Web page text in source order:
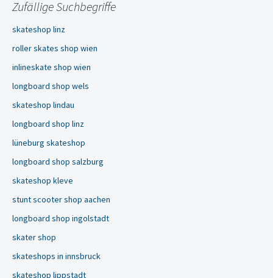
Zufällige Suchbegriffe
skateshop linz
roller skates shop wien
inlineskate shop wien
longboard shop wels
skateshop lindau
longboard shop linz
lüneburg skateshop
longboard shop salzburg
skateshop kleve
stunt scooter shop aachen
longboard shop ingolstadt
skater shop
skateshops in innsbruck
skateshop lippstadt